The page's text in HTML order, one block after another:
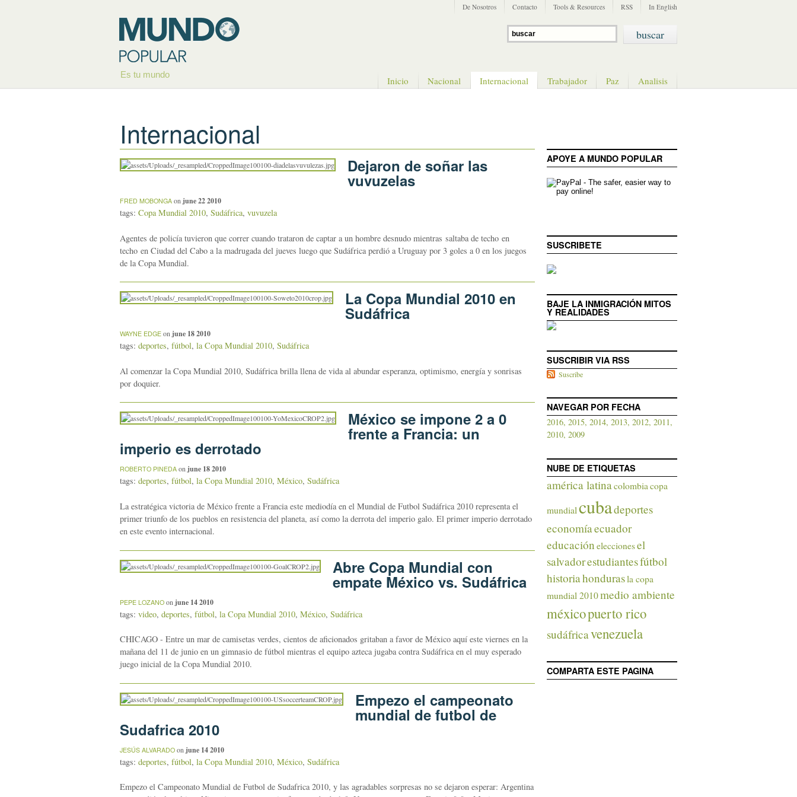
Es tu mundo
De Nosotros Contacto Tools & Resources RSS In English
Inicio Nacional Internacional Trabajador Paz Analisis
Internacional
Dejaron de soñar las
vuvuzelas
FRED MOBONGA on june 22 2010
tags: Copa Mundial 2010, Sudáfrica, vuvuzela
Agentes de policía tuvieron que correr cuando trataron de captar a un hombre desnudo mientras saltaba de techo en
techo en Ciudad del Cabo a la madrugada del jueves luego que Sudáfrica perdió a Uruguay por 3 goles a 0 en los juegos
de la Copa Mundial.
La Copa Mundial 2010 en
Sudáfrica
WAYNE EDGE on june 18 2010
tags: deportes, fútbol, la Copa Mundial 2010, Sudáfrica
Al comenzar la Copa Mundial 2010, Sudáfrica brilla llena de vida al abundar esperanza, optimismo, energía y sonrisas
por doquier.
México se impone 2 a 0
frente a Francia: un
imperio es derrotado
ROBERTO PINEDA on june 18 2010
tags: deportes, fútbol, la Copa Mundial 2010, México, Sudáfrica
La estratégica victoria de México frente a Francia este mediodía en el Mundial de Futbol Sudáfrica 2010 representa el
primer triunfo de los pueblos en resistencia del planeta, así como la derrota del imperio galo. El primer imperio derrotado
en este evento internacional.
Abre Copa Mundial con
empate México vs. Sudáfrica
PEPE LOZANO on june 14 2010
tags: video, deportes, fútbol, la Copa Mundial 2010, México, Sudáfrica
CHICAGO - Entre un mar de camisetas verdes, cientos de aficionados gritaban a favor de México aquí este viernes en la
mañana del 11 de junio en un gimnasio de fútbol mientras el equipo azteca jugaba contra Sudáfrica en el muy esperado
juego inicial de la Copa Mundial 2010.
Empezo el campeonato
mundial de futbol de
Sudafrica 2010
JESÚS ALVARADO on june 14 2010
tags: deportes, fútbol, la Copa Mundial 2010, México, Sudáfrica
Empezo el Campeonato Mundial de Futbol de Sudafrica 2010, y las agradables sorpresas no se dejaron esperar: Argentina
APOYE A MUNDO POPULAR
SUSCRIBETE
BAJE LA INMIGRACIÓN MITOS
Y REALIDADES
SUSCRIBIR VIA RSS
Suscribe
NAVEGAR POR FECHA
2016, 2015, 2014, 2013, 2012, 2011,
2010, 2009
NUBE DE ETIQUETAS
américa latinacolombiacopa
mundialcubadeportes
economíaecuador
educación eleccionesel
salvadorestudiantesfútbol
historiahondurasla copa
mundial 2010medio ambiente
méxicopuerto rico
sudáfricavenezuela
COMPARTA ESTE PAGINA